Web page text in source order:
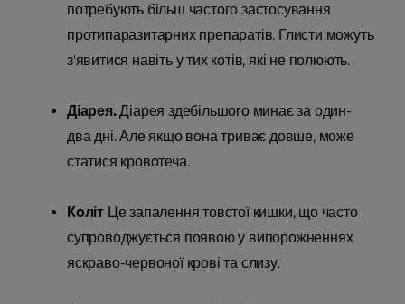
потребують більш частого застосування
протипаразитарних препаратів. Глисти можуть
з'явитися навіть у тих котів, які не полюють.
Діарея.Діарея здебільшого минає за один-
два дні. Але якщо вона триває довше, може
статися кровотеча.
Коліт Це запалення товстої кишки, що часто
супроводжується появою у випорожненнях
яскраво-червоної крові та слизу.